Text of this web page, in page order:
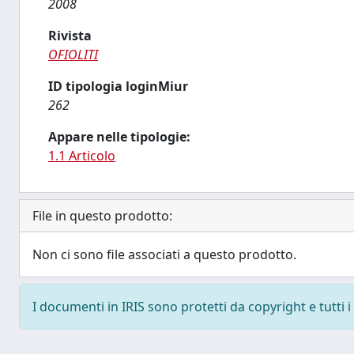
2008
Rivista
OFIOLITI
ID tipologia loginMiur
262
Appare nelle tipologie:
1.1 Articolo
File in questo prodotto:
Non ci sono file associati a questo prodotto.
I documenti in IRIS sono protetti da copyright e tutti